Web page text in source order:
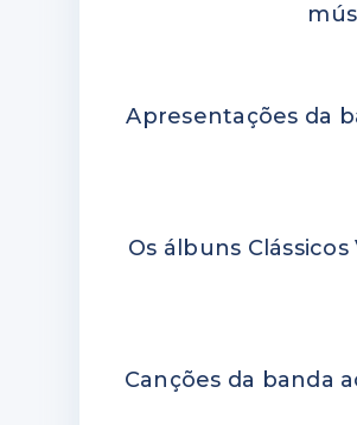
Apresentações da
Os álbuns
Canções da banda